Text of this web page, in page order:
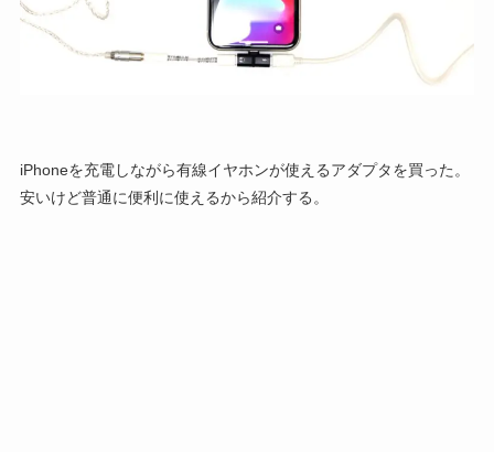
iPhoneを充電しながら有線イヤホンが使えるアダプタを買った。
安いけど普通に便利に使えるから紹介する。